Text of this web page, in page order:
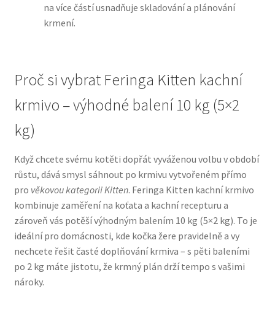
Pamlsky pro psy
Ortopedické pelíšky
Přepravky pro psy
Royal Canin pro psy
Veterinární dieta pro psy
Vodítka a obojky
Wolf of Wilderness
na více částí usnadňuje skladování a plánování
krmení.
Proč si vybrat Feringa Kitten kachní
krmivo – výhodné balení 10 kg (5×2
kg)
Když chcete svému kotěti dopřát vyváženou volbu v období
růstu, dává smysl sáhnout po krmivu vytvořeném přímo
pro věkovou kategorii Kitten. Feringa Kitten kachní krmivo
kombinuje zaměření na koťata a kachní recepturu a
zároveň vás potěší výhodným balením 10 kg (5×2 kg). To je
ideální pro domácnosti, kde kočka žere pravidelně a vy
nechcete řešit časté doplňování krmiva – s pěti baleními
po 2 kg máte jistotu, že krmný plán drží tempo s vašimi
nároky.